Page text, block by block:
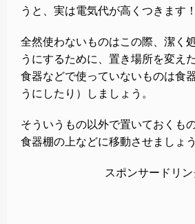
うと、実は電気代が高くつきます！
全然使わないものはこの際、潔く
うにするために、置き場所を変え
食器などで使っていないものは食
うにしたり）しましょう。
そういうもの以外で置いておくも
食器棚の上などに移動させましょう
スポンサードリン